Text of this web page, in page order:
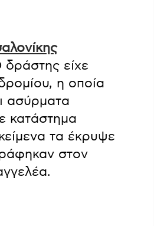
είχε
η οποία
ασύρματα
κατάστημα
τα έκρυψε
στον